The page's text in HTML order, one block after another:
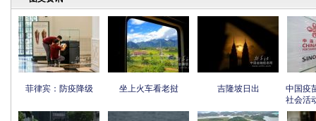
菲律宾：防疫降级 坐上火车看老挝 吉隆坡日出
中国疫
社会活